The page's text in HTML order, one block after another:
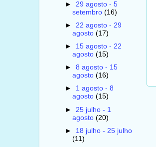
► 29 agosto - 5
setembro (16)
► 22 agosto - 29
agosto (17)
► 15 agosto - 22
agosto (15)
► 8 agosto - 15
agosto (16)
► 1 agosto - 8
agosto (15)
► 25 julho - 1
agosto (20)
► 18 julho - 25 julho
(11)